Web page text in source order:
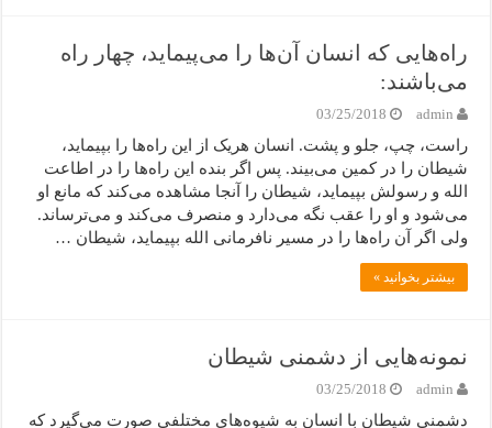
راه‌هایی که انسان آن‌ها را می‌پیماید، چهار راه
می‌باشند:
admin
03/25/2018
راست، چپ، جلو و پشت. انسان هریک از این راه‌ها را بپیماید،
شیطان را در کمین می‌بیند. پس اگر بنده این راه‌ها را در اطاعت
الله و رسولش بپیماید، شیطان را آنجا مشاهده می‌کند که مانع او
می‌شود و او را عقب نگه می‌دارد و منصرف می‌کند و می‌ترساند.
ولی اگر آن راه‌ها را در مسیر نافرمانی الله بپیماید، شیطان …
بیشتر بخوانید »
نمونه‌هایی از دشمنی شیطان
admin
03/25/2018
دشمنی شیطان با انسان به شیوه‌های مختلفی صورت می‌گیرد که